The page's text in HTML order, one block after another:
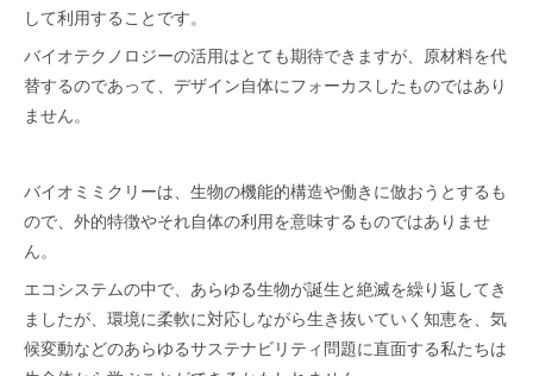
して利用することです。
バイオテクノロジーの活用はとても期待できますが、原材料を代
替するのであって、デザイン自体にフォーカスしたものではあり
ません。
バイオミミクリーは、生物の機能的構造や働きに倣おうとするも
ので、外的特徴やそれ自体の利用を意味するものではありませ
ん。
エコシステムの中で、あらゆる生物が誕生と絶滅を繰り返してき
ましたが、環境に柔軟に対応しながら生き抜いていく知恵を、気
候変動などのあらゆるサステナビリティ問題に直面する私たちは